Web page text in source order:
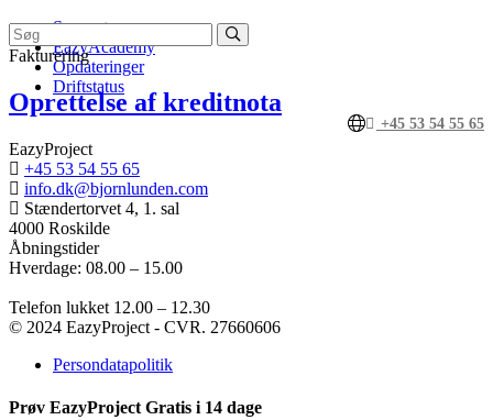
Support
EazyAcademy
Opdateringer
Driftstatus
+45 53 54 55 65
Fakturering
Oprettelse af kreditnota
EazyProject
+45 53 54 55 65
info.dk@bjornlunden.com
Stændertorvet 4, 1. sal
4000 Roskilde
Åbningstider
Hverdage: 08.00 – 15.00
Telefon lukket 12.00 – 12.30
© 2024 EazyProject - CVR. 27660606
Persondatapolitik
Prøv EazyProject Gratis i 14 dage